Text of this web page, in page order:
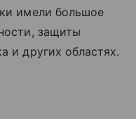
имели большое
защиты
и других областях.